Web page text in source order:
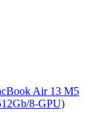
Air 13 M5
8-GPU)